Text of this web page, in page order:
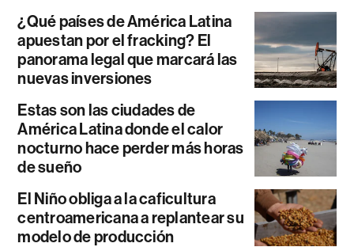
¿Qué países de América Latina
apuestan por el fracking? El
panorama legal que marcará las
nuevas inversiones
Estas son las ciudades de
América Latina donde el calor
nocturno hace perder más horas
de sueño
El Niño obliga a la caficultura
centroamericana a replantear su
modelo de producción